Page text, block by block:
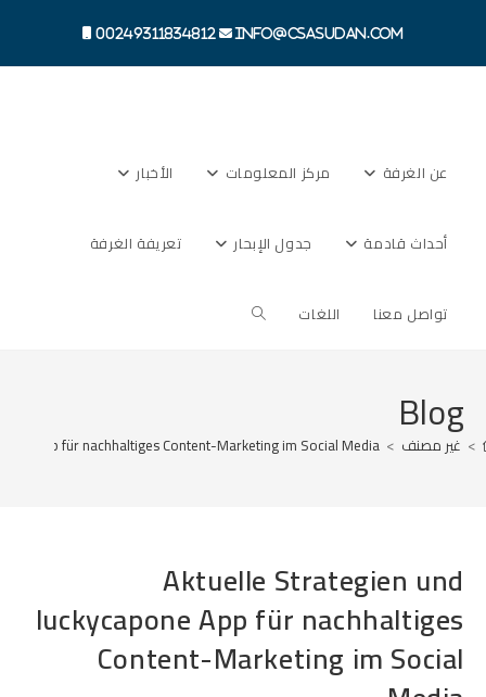
content
info@csasudan.com
00249311834812
عن الغرفة مركز المعلومات الأخبار
أحداث قادمة جدول الإبحار تعريفة الغرفة
تواصل معنا اللغات Toggle
search
Blog
> غير مصنف >
App für nachhaltiges Content-Marketing im Social Media
Aktuelle Strategien und
luckycapone App für nachhaltiges
Content-Marketing im Social